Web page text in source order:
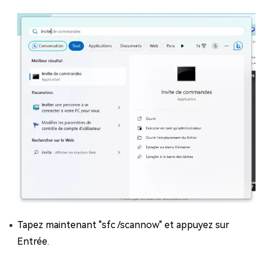
Tapez maintenant "sfc /scannow" et appuyez sur
Entrée.